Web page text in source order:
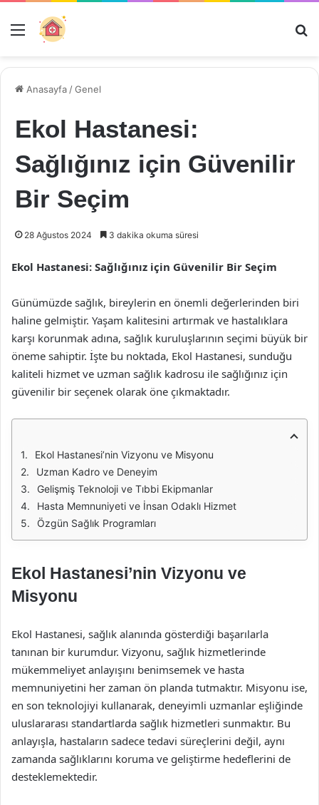
Menü
Anasayfa /Genel
Ekol Hastanesi:
Sağlığınız için Güvenilir
Bir Seçim
28 Ağustos 2024 3 dakika okuma süresi
Ekol Hastanesi: Sağlığınız için Güvenilir Bir Seçim
Günümüzde sağlık, bireylerin en önemli değerlerinden biri
haline gelmiştir. Yaşam kalitesini artırmak ve hastalıklara
karşı korunmak adına, sağlık kuruluşlarının seçimi büyük bir
öneme sahiptir. İşte bu noktada, Ekol Hastanesi, sunduğu
kaliteli hizmet ve uzman sağlık kadrosu ile sağlığınız için
güvenilir bir seçenek olarak öne çıkmaktadır.
Ekol Hastanesi’nin Vizyonu ve Misyonu
Uzman Kadro ve Deneyim
Gelişmiş Teknoloji ve Tıbbi Ekipmanlar
Hasta Memnuniyeti ve İnsan Odaklı Hizmet
Özgün Sağlık Programları
Ekol Hastanesi’nin Vizyonu ve
Misyonu
Ekol Hastanesi, sağlık alanında gösterdiği başarılarla
tanınan bir kurumdur. Vizyonu, sağlık hizmetlerinde
mükemmeliyet anlayışını benimsemek ve hasta
memnuniyetini her zaman ön planda tutmaktır. Misyonu ise,
en son teknolojiyi kullanarak, deneyimli uzmanlar eşliğinde
uluslararası standartlarda sağlık hizmetleri sunmaktır. Bu
anlayışla, hastaların sadece tedavi süreçlerini değil, aynı
zamanda sağlıklarını koruma ve geliştirme hedeflerini de
desteklemektedir.